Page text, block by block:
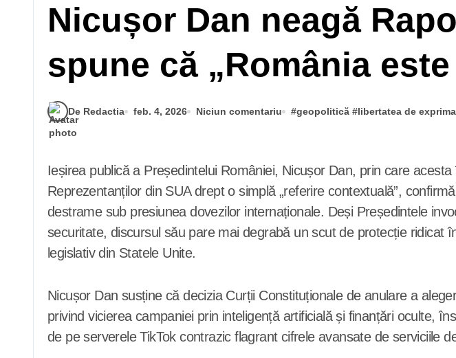
Nicușor Dan neagă
spune că „România
De Redactia feb. 4, 2026 Niciun comentariu #geopolitică #libertatea de
Ieșirea publică a Președintelui României, Nicușor Dan, prin care acesta încearcă să expedieze raportul Comitetului Judiciar al Camerei
Reprezentanților din SUA drept o simplă „referire contextuală”,
destrame sub presiunea dovezilor internaționale. Deși Președintele
securitate, discursul său pare mai degrabă un scut de protecție ridicat
legislativ din Statele Unite.
Nicușor Dan susține că decizia Curții Constituționale de anulare a
privind vicierea campaniei prin inteligență artificială și finanțări oculte,
de pe serverele TikTok contrazic flagrant cifrele avansate de serviciile